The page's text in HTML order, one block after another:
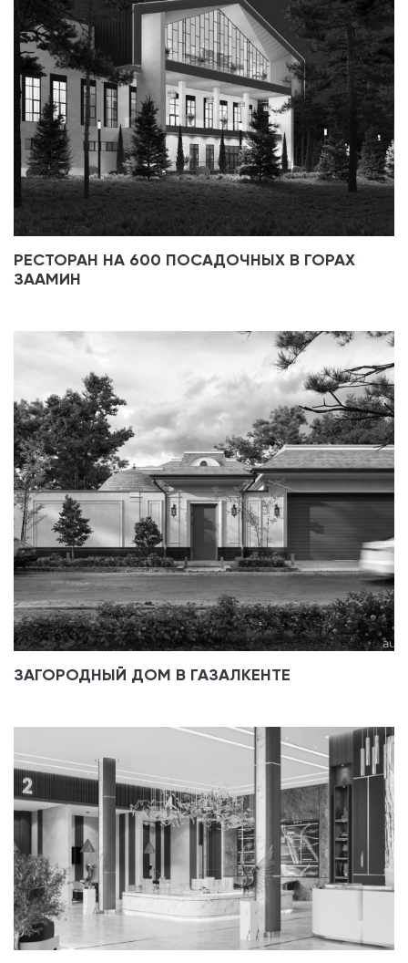
РЕСТОРАН НА 600 ПОСАДОЧНЫХ В ГОРАХ
ЗААМИН
ЗАГОРОДНЫЙ ДОМ В ГАЗАЛКЕНТЕ